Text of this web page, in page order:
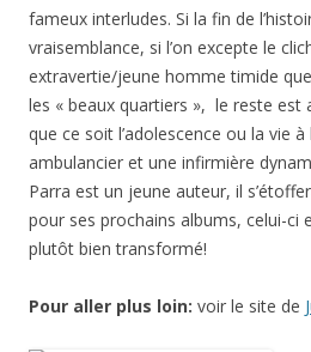
fameux interludes. Si la fin de
vraisemblance, si l’on excepte le
extravertie/jeune homme timide
les « beaux quartiers », le reste est
que ce soit l’adolescence ou la vie à
ambulancier et une infirmière
Parra est un jeune auteur, il
pour ses prochains albums, celui-ci
plutôt bien transformé!
Pour aller plus loin: voir le site de